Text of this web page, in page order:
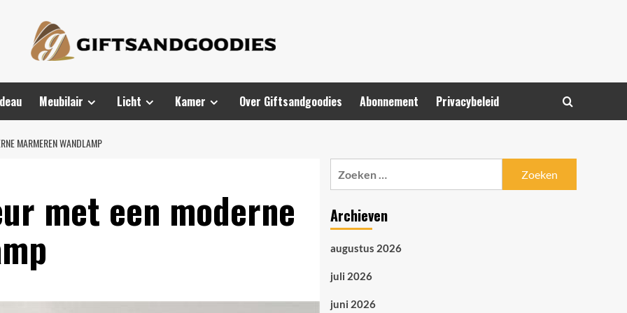
Meubilair Licht Kamer Over Giftsandgoodies Abonnement Privacybeleid
MARMEREN WANDLAMP
met een moderne Archieven
augustus 2026
juli 2026
juni 2026